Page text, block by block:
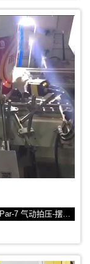
Par-7 气动拍压-摆动抹压